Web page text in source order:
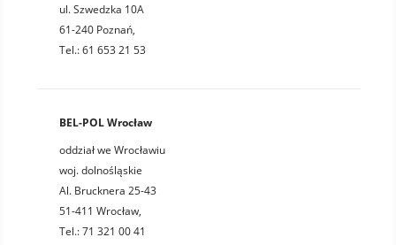
ul. Szwedzka 10A
61-240 Poznań,
Tel.: 61 653 21 53
BEL-POL Wrocław
oddział we Wrocławiu
woj. dolnośląskie
Al. Brucknera 25-43
51-411 Wrocław,
Tel.: 71 321 00 41